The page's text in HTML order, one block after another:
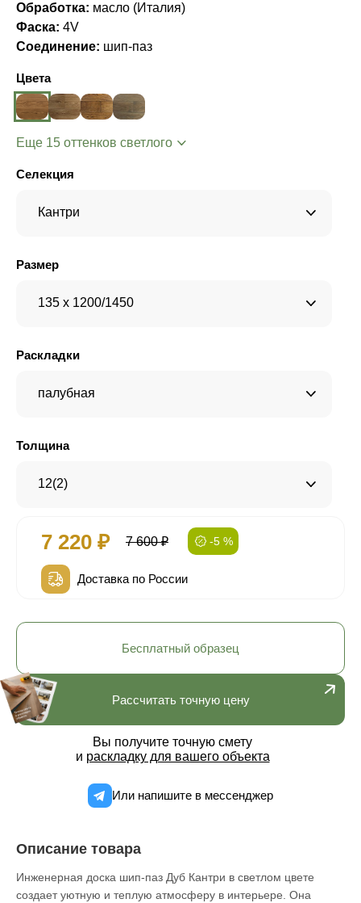
Обработка: масло (Италия)
Фаска: 4V
Соединение: шип-паз
Цвета
Еще 15 оттенков светлого
Селекция
Кантри
Размер
135 x 1200/1450
Раскладки
палубная
Толщина
12(2)
7 220 ₽ 7 600 ₽ -5 %
Доставка по России
Рассчитать точную цену
Вы получите точную смету
и раскладку для вашего объекта
Или напишите в мессенджер
Бесплатный образец
Описание товара
Инженерная доска шип-паз Дуб Кантри в светлом цвете
создает уютную и теплую атмосферу в интерьере. Она